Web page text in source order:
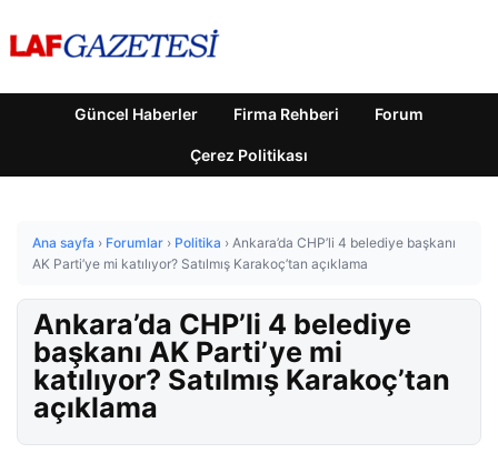
Güncel Haberler Firma Rehberi Forum
Çerez Politikası
Ana sayfa › Forumlar › Politika › Ankara’da CHP’li 4 belediye başkanı
AK Parti’ye mi katılıyor? Satılmış Karakoç’tan açıklama
Ankara’da CHP’li 4 belediye
başkanı AK Parti’ye mi
katılıyor? Satılmış Karakoç’tan
açıklama